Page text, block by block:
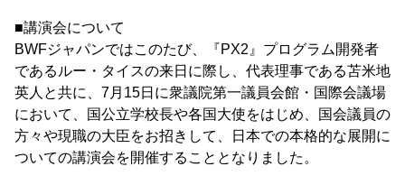
■講演会について
BWFジャパンではこのたび、『PX2』プログラム開発者
であるルー・タイスの来日に際し、代表理事である苫米地
英人と共に、7月15日に衆議院第一議員会館・国際会議場
において、国公立学校長や各国大使をはじめ、国会議員の
方々や現職の大臣をお招きして、日本での本格的な展開に
ついての講演会を開催することとなりました。